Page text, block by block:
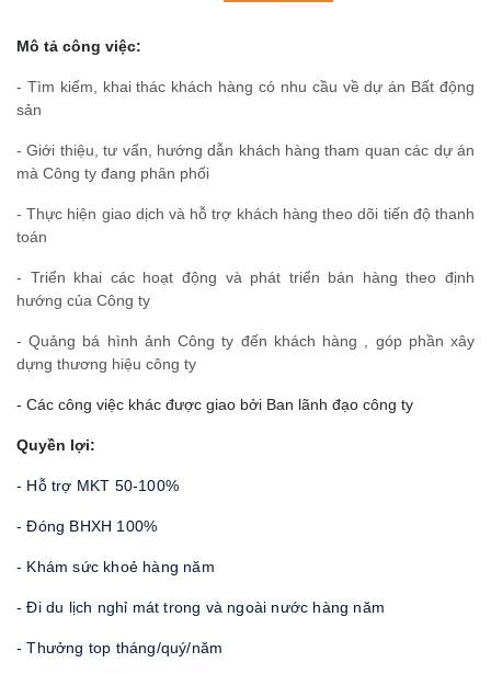
Mô tả công việc:
- Tìm kiếm, khai thác khách hàng có nhu cầu về dự án Bất động
sản
- Giới thiệu, tư vấn, hướng dẫn khách hàng tham quan các dự án
mà Công ty đang phân phối
- Thực hiện giao dịch và hỗ trợ khách hàng theo dõi tiến độ thanh
toán
- Triển khai các hoạt động và phát triển bán hàng theo định
hướng của Công ty
- Quảng bá hình ảnh Công ty đến khách hàng , góp phần xây
dựng thương hiệu công ty
- Các công việc khác được giao bởi Ban lãnh đạo công ty
Quyền lợi:
- Hỗ trợ MKT 50-100%
- Đóng BHXH 100%
- Khám sức khoẻ hàng năm
- Đi du lịch nghỉ mát trong và ngoài nước hàng năm
- Thưởng top tháng/quý/năm